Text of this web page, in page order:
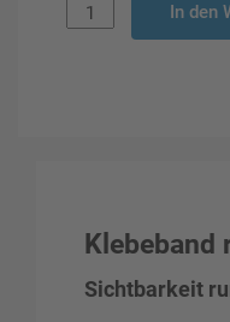
In den
Klebeband
Sichtbarkeit